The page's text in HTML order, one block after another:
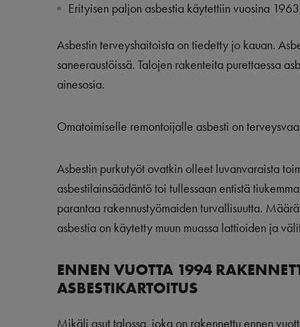
Erityisen paljon asbestia käytettiin vuosina
Asbestin terveyshaitoista on tiedetty jo kauan.
saneeraustöissä. Talojen rakenteita purettaessa
ainesosia.
Omatoimiselle remontoijalle asbesti on
Asbestin purkutyöt ovatkin olleet luvanvaraista
asbestilainsäädäntö toi tullessaan entistä
parantaa rakennustyömaiden turvallisuutta.
asbestia on käytetty muun muassa lattioiden ja
ENNEN VUOTTA 1994
ASBESTIKARTOITUS
Mikäli asut talossa, joka on rakennettu ennen